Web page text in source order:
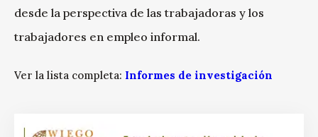
desde la perspectiva de las trabajadoras y los
trabajadores en empleo informal.
Ver la lista completa: Informes de investigación